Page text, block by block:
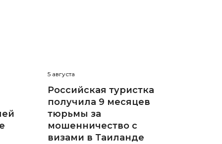
5 августа
Российская туристка
получила 9 месяцев
тюрьмы за
мошенничество с
визами в Таиланде